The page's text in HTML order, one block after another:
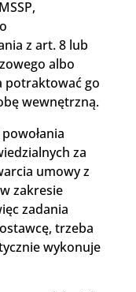
z art. 8 lub
albo
potraktować go
wewnętrzną.
za
umowy z
zakresie
zadania
trzeba
wykonuje